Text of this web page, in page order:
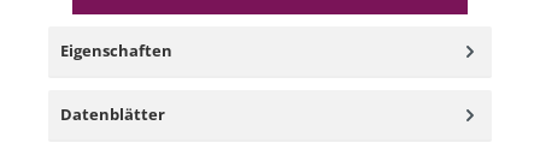
Eigenschaften
Datenblätter